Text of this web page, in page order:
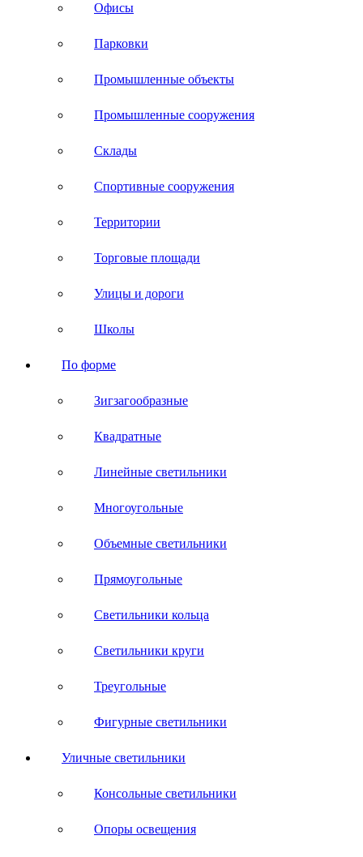
Офисы
Парковки
Промышленные объекты
Промышленные сооружения
Склады
Спортивные сооружения
Территории
Торговые площади
Улицы и дороги
Школы
По форме
Зигзагообразные
Квадратные
Линейные светильники
Многоугольные
Объемные светильники
Прямоугольные
Светильники кольца
Светильники круги
Треугольные
Фигурные светильники
Уличные светильники
Консольные светильники
Опоры освещения